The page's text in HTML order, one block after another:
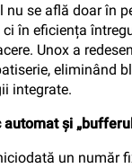
nu se află doar în
ci în eficiența
Unox a
eliminând
integrate.
și
un număr